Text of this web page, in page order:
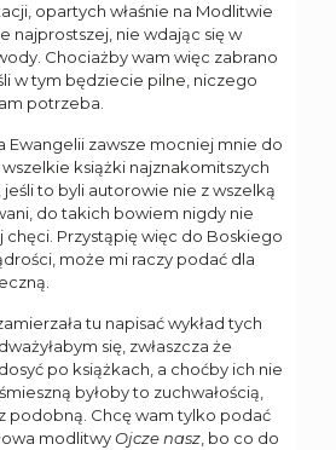
opartych właśnie na Modlitwie
najprostszej, nie wdając się w
Chociażby wam więc zabrano
w tym będziecie pilne, niczego
potrzeba.
Ewangelii zawsze mocniej mnie do
książki najznakomitszych
jeśli to byli autorowie nie z wszelką
do takich bowiem nigdy nie
chęci. Przystąpię więc do Boskiego
może mi raczy podać dla
tu napisać wykład tych
się, zwłaszcza że
po książkach, a choćby ich nie
byłoby to zuchwałością,
podobną. Chcę wam tylko podać
modlitwyOjcze nasz, bo co do